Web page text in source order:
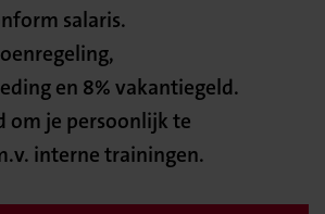
salaris.
en 8% vakantiegeld.
om je persoonlijk te
interne trainingen.